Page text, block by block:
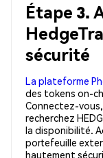
Étape 3.
sécurité
La plateforme
des tokens on-
Connectez-
recherchez
la disponibilité.
portefeuille
hautement